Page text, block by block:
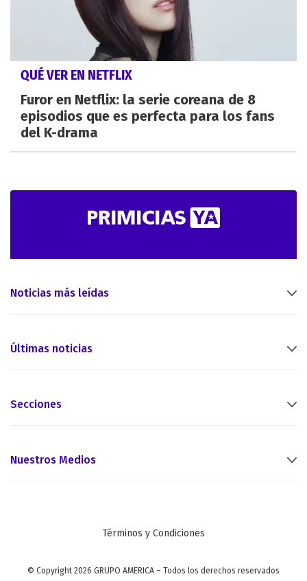
QUÉ VER EN NETFLIX
Furor en Netflix: la serie coreana de 8
episodios que es perfecta para los fans
del K-drama
Noticias más leídas
Últimas noticias
Secciones
Nuestros Medios
Términos y Condiciones
© Copyright 2026 GRUPO AMERICA – Todos los derechos reservados